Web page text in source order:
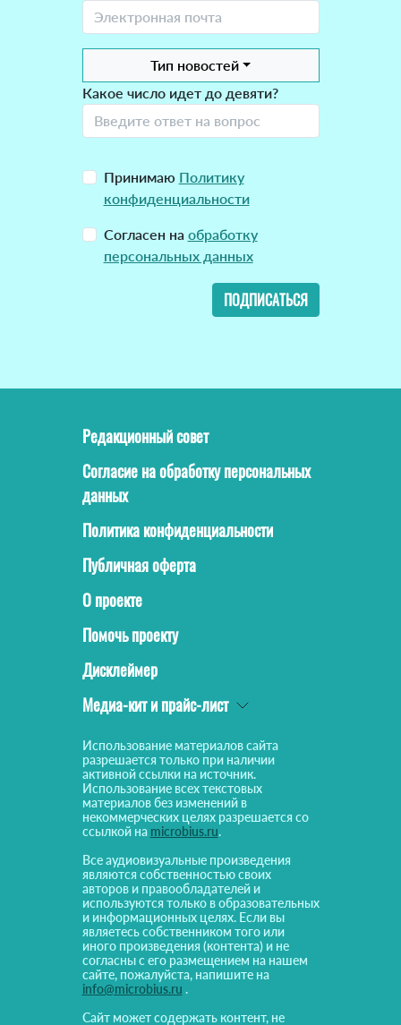
Тип новостей
Какое число идет до девяти?
Принимаю Политику
конфиденциальности
Согласен на обработку
персональных данных
ПОДПИСАТЬСЯ
Редакционный совет
Согласие на обработку персональных
данных
Политика конфиденциальности
Публичная оферта
О проекте
Помочь проекту
Дисклеймер
Медиа-кит и прайс-лист
Использование материалов сайта
разрешается только при наличии
активной ссылки на источник.
Использование всех текстовых
материалов без изменений в
некоммерческих целях разрешается со
ссылкой на microbius.ru.
Все аудиовизуальные произведения
являются собственностью своих
авторов и правообладателей и
используются только в образовательных
и информационных целях. Если вы
являетесь собственником того или
иного произведения (контента) и не
согласны с его размещением на нашем
сайте, пожалуйста, напишите на
info@microbius.ru .
Сайт может содержать контент, не